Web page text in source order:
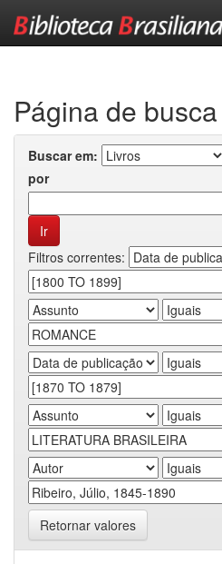
Página de busca
Buscar em:
por
Filtros correntes:
Retornar valores